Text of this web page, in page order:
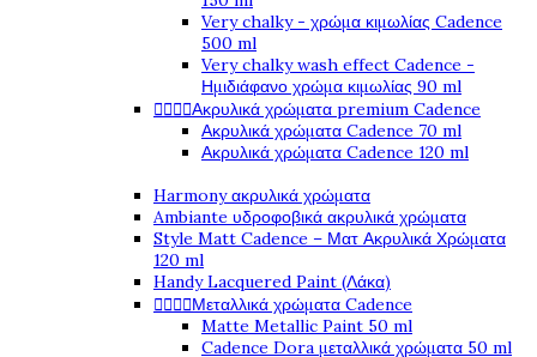
Very chalky - χρώμα κιμωλίας Cadence
500 ml
Very chalky wash effect Cadence -
Ημιδιάφανο χρώμα κιμωλίας 90 ml
Ακρυλικά χρώματα premium Cadence
Ακρυλικά χρώματα Cadence 70 ml
Ακρυλικά χρώματα Cadence 120 ml
Harmony ακρυλικά χρώματα
Ambiante υδροφοβικά ακρυλικά χρώματα
Style Matt Cadence – Ματ Ακρυλικά Χρώματα
120 ml
Handy Lacquered Paint (Λάκα)
Μεταλλικά χρώματα Cadence
Matte Metallic Paint 50 ml
Cadence Dora μεταλλικά χρώματα 50 ml